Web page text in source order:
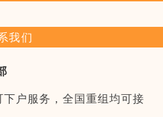
我们
户服务，全国重组均可接